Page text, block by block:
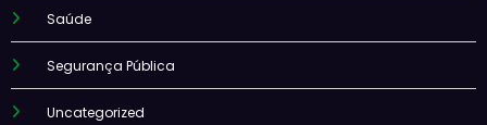
Saúde
Segurança Pública
Uncategorized